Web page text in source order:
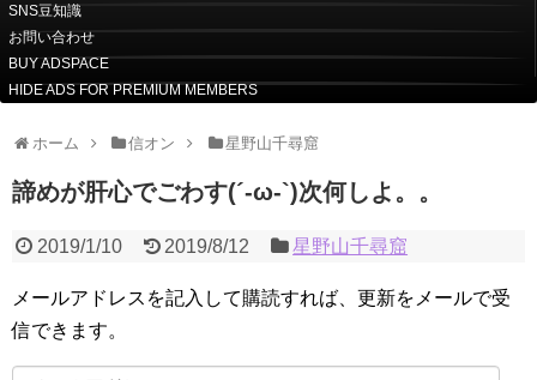
SNS豆知識
お問い合わせ
BUY ADSPACE
HIDE ADS FOR PREMIUM MEMBERS
ホーム 信オン 星野山千尋窟
諦めが肝心でごわす(´-ω-`)次何しよ。。
2019/1/10 2019/8/12 星野山千尋窟
メールアドレスを記入して購読すれば、更新をメールで受
信できます。